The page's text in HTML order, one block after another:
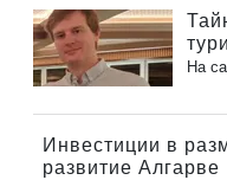
На
Инвестиции в
развитие Алгарве